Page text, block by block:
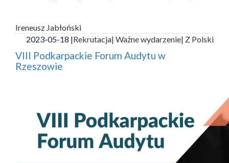
Ireneusz Jabłoński
2023-05-18 |Rekrutacja| Ważne wydarzenie| Z Polski
VIII Podkarpackie Forum Audytu w
Rzeszowie